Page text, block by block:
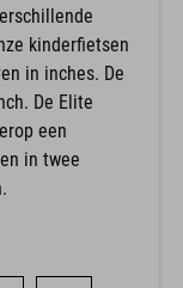
kinderfietsen
in inches. De
De Elite
een
in twee